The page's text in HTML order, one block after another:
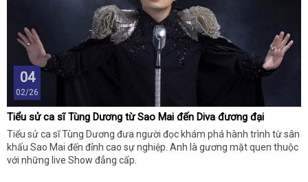
04
02/26
Tiểu sử ca sĩ Tùng Dương từ Sao Mai đến Diva đương đại
Tiểu sử ca sĩ Tùng Dương đưa người đọc khám phá hành trình từ sân
khấu Sao Mai đến đỉnh cao sự nghiệp. Anh là gương mặt quen thuộc
với những live Show đẳng cấp.